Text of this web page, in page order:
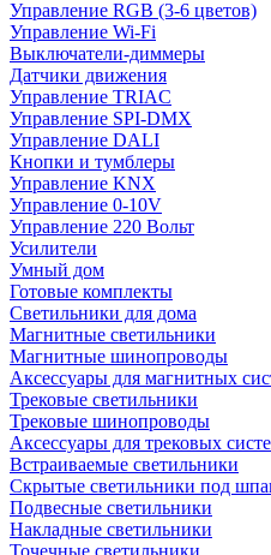
Управление RGB (3-6 цветов)
Управление Wi-Fi
Выключатели-диммеры
Датчики движения
Управление TRIAC
Управление SPI-DMX
Управление DALI
Кнопки и тумблеры
Управление KNX
Управление 0-10V
Управление 220 Вольт
Усилители
Умный дом
Готовые комплекты
Светильники для дома
Магнитные светильники
Магнитные шинопроводы
Аксессуары для магнитных
Трековые светильники
Трековые шинопроводы
Аксессуары для трековых
Встраиваемые светильники
Скрытые светильники под
Подвесные светильники
Накладные светильники
Точечные светильники